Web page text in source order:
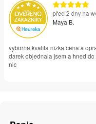
před 2 dny na
Maya B.
vyborna kvalita nizka cena a
darek objednala jsem a hned
nic